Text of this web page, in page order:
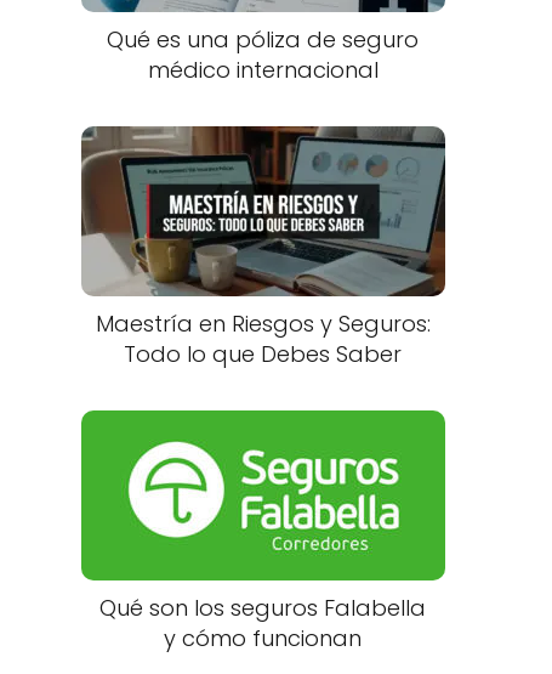
Qué es una póliza de seguro
médico internacional
Maestría en Riesgos y Seguros:
Todo lo que Debes Saber
Qué son los seguros Falabella
y cómo funcionan